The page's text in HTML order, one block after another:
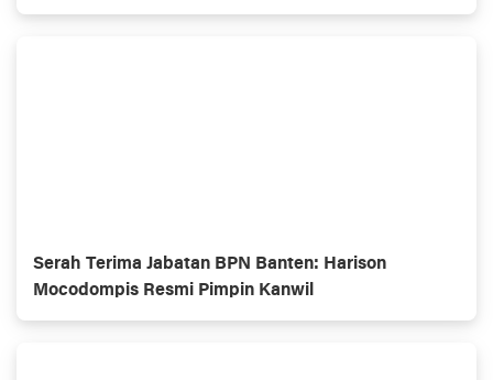
Serah Terima Jabatan BPN Banten: Harison
Mocodompis Resmi Pimpin Kanwil